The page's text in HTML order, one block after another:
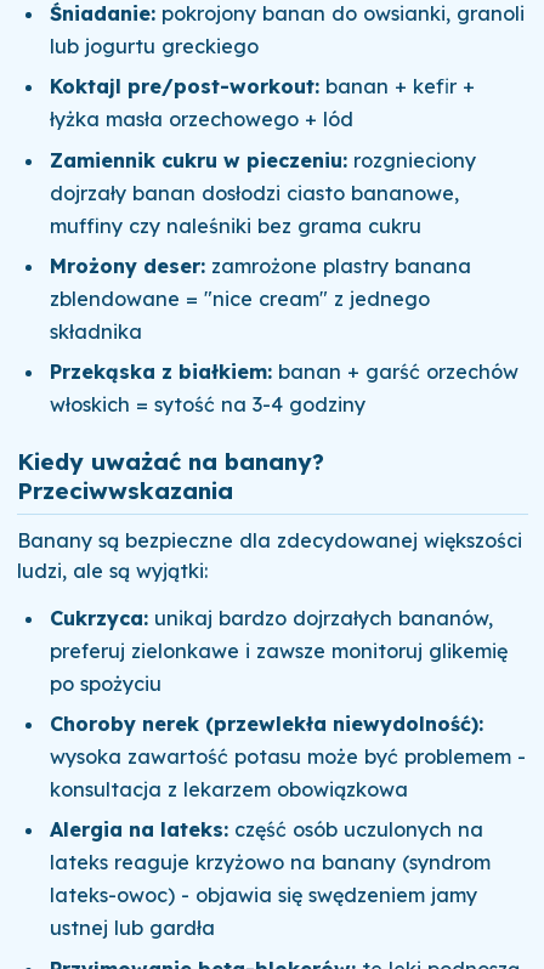
Śniadanie: pokrojony banan do owsianki, granoli
lub jogurtu greckiego
Koktajl pre/post-workout: banan + kefir +
łyżka masła orzechowego + lód
Zamiennik cukru w pieczeniu: rozgnieciony
dojrzały banan dosłodzi ciasto bananowe,
muffiny czy naleśniki bez grama cukru
Mrożony deser: zamrożone plastry banana
zblendowane = "nice cream" z jednego
składnika
Przekąska z białkiem: banan + garść orzechów
włoskich = sytość na 3-4 godziny
Kiedy uważać na banany?
Przeciwwskazania
Banany są bezpieczne dla zdecydowanej większości
ludzi, ale są wyjątki:
Cukrzyca: unikaj bardzo dojrzałych bananów,
preferuj zielonkawe i zawsze monitoruj glikemię
po spożyciu
Choroby nerek (przewlekła niewydolność):
wysoka zawartość potasu może być problemem -
konsultacja z lekarzem obowiązkowa
Alergia na lateks: część osób uczulonych na
lateks reaguje krzyżowo na banany (syndrom
lateks-owoc) - objawia się swędzeniem jamy
ustnej lub gardła